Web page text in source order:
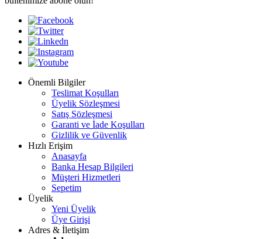
Önemli Bilgiler
Teslimat Koşulları
Üyelik Sözleşmesi
Satış Sözleşmesi
Garanti ve İade Koşulları
Gizlilik ve Güvenlik
Hızlı Erişim
Anasayfa
Banka Hesap Bilgileri
Müşteri Hizmetleri
Sepetim
Üyelik
Yeni Üyelik
Üye Girişi
Adres & İletişim